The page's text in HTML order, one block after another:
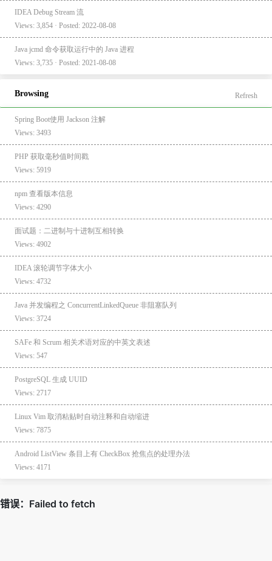
IDEA Debug Stream 流
Views: 3,854 · Posted: 2022-08-08
Java jcmd 命令获取运行中的 Java 进程
Views: 3,735 · Posted: 2021-08-08
Browsing Refresh
Spring Boot使用 Jackson 注解
Views: 3493
PHP 获取毫秒值时间戳
Views: 5919
npm 查看版本信息
Views: 4290
面试题：二进制与十进制互相转换
Views: 4902
IDEA 滚轮调节字体大小
Views: 4732
Java 并发编程之 ConcurrentLinkedQueue 非阻塞队列
Views: 3724
SAFe 和 Scrum 相关术语对应的中英文表述
Views: 547
PostgreSQL 生成 UUID
Views: 2717
Linux Vim 取消粘贴时自动注释和自动缩进
Views: 7875
Android ListView 条目上有 CheckBox 抢焦点的处理办法
Views: 4171